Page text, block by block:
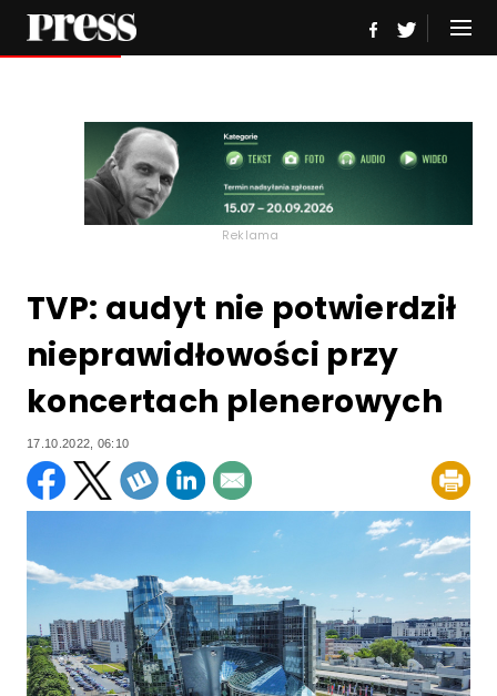
Reklama
TVP: audyt nie potwierdził
nieprawidłowości przy
koncertach plenerowych
17.10.2022, 06:10